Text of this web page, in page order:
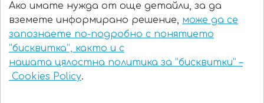
Ако имате нужда от още детайли, за да
вземете информирано решение, може да се
запознаете по-подробно с понятието
“бисквитка”, както и с
нашата цялостна политика за “бисквитки” –
Cookies Policy.